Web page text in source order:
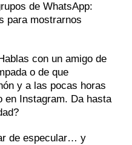
de WhatsApp:
para mostrarnos
con un amigo de
o de que
y a las pocas horas
en Instagram. Da hasta
de especular… y